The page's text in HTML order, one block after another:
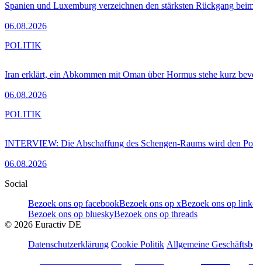
Spanien und Luxemburg verzeichnen den stärksten Rückgang
06.08.2026
Iran erklärt, ein Abkommen mit Oman über Hormus stehe kurz
06.08.2026
POLITIK
INTERVIEW: Die Abschaffung des Schengen-Raums wird den
06.08.2026
POLITIK
Social
Bezoek ons op facebookBezoek ons op xBezoek ons op
Bezoek ons op blueskyBezoek ons op threads
© 2026 Euractiv DE
Datenschutzerklärung Cookie Politik Allgemeine